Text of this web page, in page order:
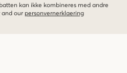
kan ikke kombineres med andre
and our personvernerklaering